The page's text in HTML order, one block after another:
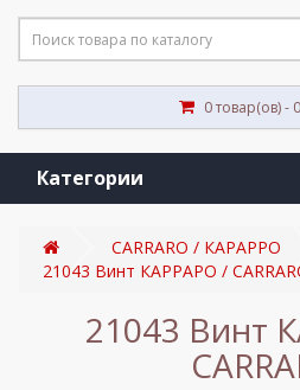
0 товар(ов) -
Категории
CARRARO / КАРАРРО
21043 Винт КАРРАРО /
21043 Винт